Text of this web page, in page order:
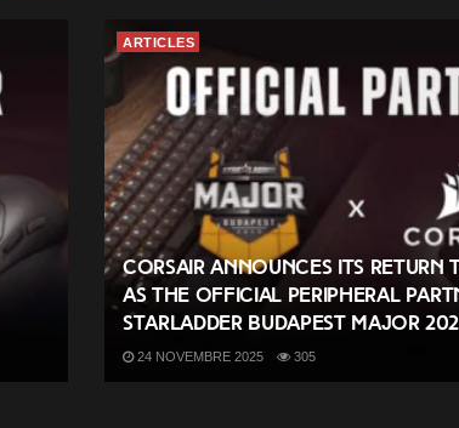
ARTICLES
CORSAIR Announces its
as the Official Peripheral
StarLadder Budapest Major
24 NOVEMBRE 2025 305